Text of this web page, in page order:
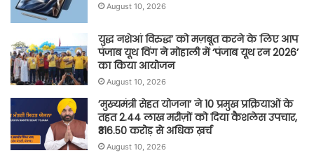
August 10, 2026
युद्ध नशेआं विरुद्ध’ को मज़बूत करने के लिए आप
पंजाब यूथ विंग ने मोहाली में ‘पंजाब यूथ रन 2026’
का किया आयोजन
August 10, 2026
’मुख्यमंत्री सेहत योजना’ ने 10 प्रमुख प्रक्रियाओं के
तहत 2.44 लाख मरीज़ों को दिया कैशलेस उपचार,
₹316.50 करोड़ से अधिक ख़र्च
August 10, 2026